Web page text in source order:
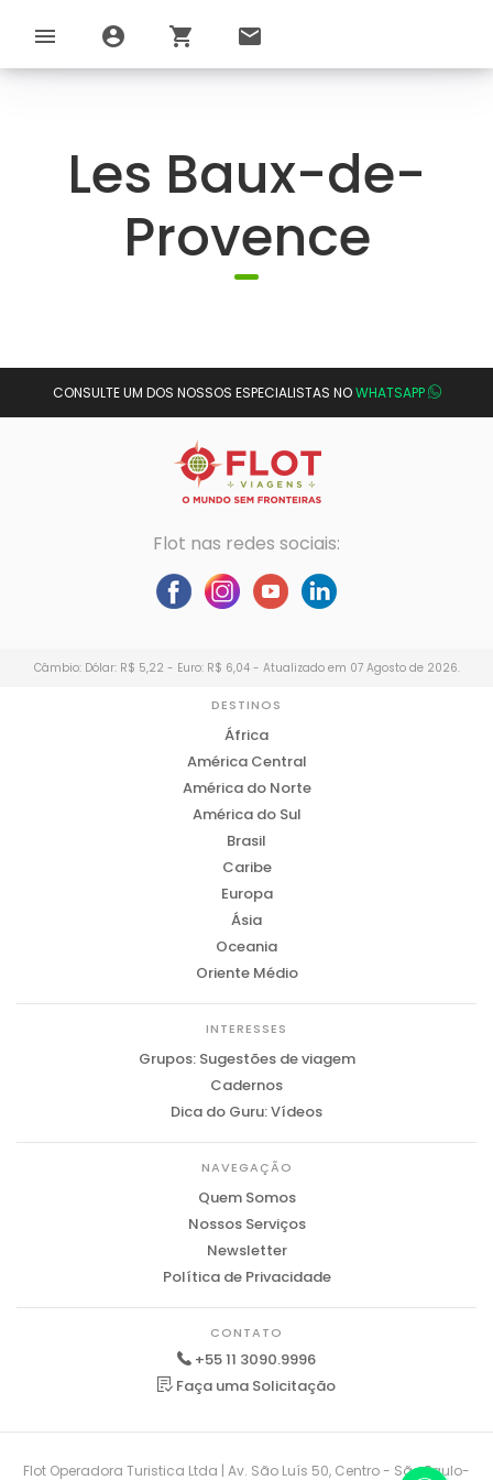
menu account_circle shopping_cart email
Les Baux-de-
Provence
CONSULTE UM DOS NOSSOS ESPECIALISTAS NOWHATSAPP
Flot nas redes sociais:
Câmbio: Dólar: R$ 5,22 - Euro: R$ 6,04 - Atualizado em 07 Agosto de 2026.
DESTINOS
África
América Central
América do Norte
América do Sul
Brasil
Caribe
Europa
Ásia
Oceania
Oriente Médio
INTERESSES
Grupos: Sugestões de viagem
Cadernos
Dica do Guru: Vídeos
NAVEGAÇÃO
Quem Somos
Nossos Serviços
Newsletter
Política de Privacidade
CONTATO
+55 11 3090.9996
Faça uma Solicitação
Flot Operadora Turistica Ltda | Av. São Luís 50, Centro - São Paulo-